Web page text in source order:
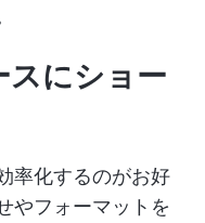
スにショー
率化するのがお好
やフォーマットを